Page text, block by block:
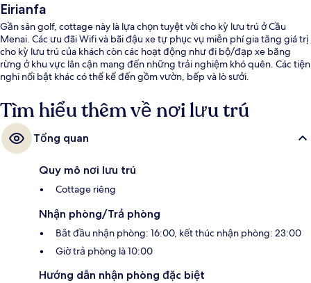
Eirianfa
Gần sân golf, cottage này là lựa chọn tuyệt vời cho kỳ lưu trú ở Cầu
Menai. Các ưu đãi Wifi và bãi đậu xe tự phục vụ miễn phí gia tăng giá trị
cho kỳ lưu trú của khách còn các hoạt động như đi bộ/đạp xe băng
rừng ở khu vực lân cận mang đến những trải nghiệm khó quên. Các tiện
nghi nổi bật khác có thể kể đến gồm vườn, bếp và lò sưởi.
Tìm hiểu thêm về nơi lưu trú
Tổng quan
Quy mô nơi lưu trú
Cottage riêng
Nhận phòng/Trả phòng
Bắt đầu nhận phòng: 16:00, kết thúc nhận phòng: 23:00
Giờ trả phòng là 10:00
Hướng dẫn nhận phòng đặc biệt